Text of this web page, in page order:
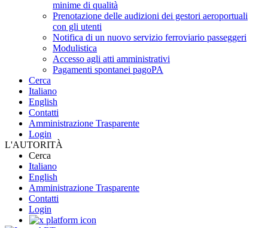
minime di qualità
Prenotazione delle audizioni dei gestori aeroportuali
con gli utenti
Notifica di un nuovo servizio ferroviario passeggeri
Modulistica
Accesso agli atti amministrativi
Pagamenti spontanei pagoPA
Cerca
Italiano
English
Contatti
Amministrazione Trasparente
Login
L'AUTORITÀ
Cerca
Italiano
English
Amministrazione Trasparente
Contatti
Login